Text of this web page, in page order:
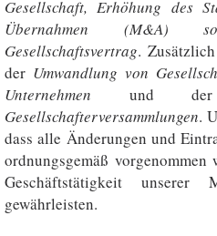
Gesellschaft,Erhöhung des
Übernahmen (M&A)
Gesellschaftsvertrag.
der Umwandlung von
Unternehmen und
Gesellschafterversammlungen.
dass alle Änderungen und
ordnungsgemäß
Geschäftstätigkeit
gewährleisten.